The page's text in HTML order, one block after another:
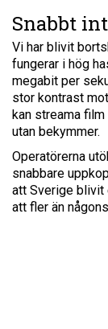
Snabbt
Vi har blivit
fungerar i hög
megabit per
stor kontrast
kan streama film
utan bekymmer.
Operatörerna
snabbare
att Sverige blivit
att fler än